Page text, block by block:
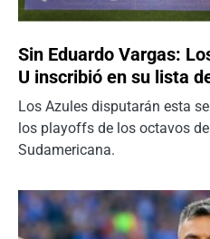
Sin Eduardo Vargas:
U inscribió en su lista
Los Azules disputarán esta
los playoffs de los octavos
Sudamericana.